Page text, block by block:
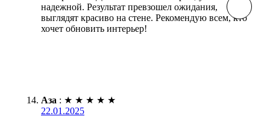
надежной. Результат превзошел ожидания,
выглядят красиво на стене. Рекомендую всем, кто
хочет обновить интерьер!
Аза : ★ ★ ★ ★ ★
22.01.2025